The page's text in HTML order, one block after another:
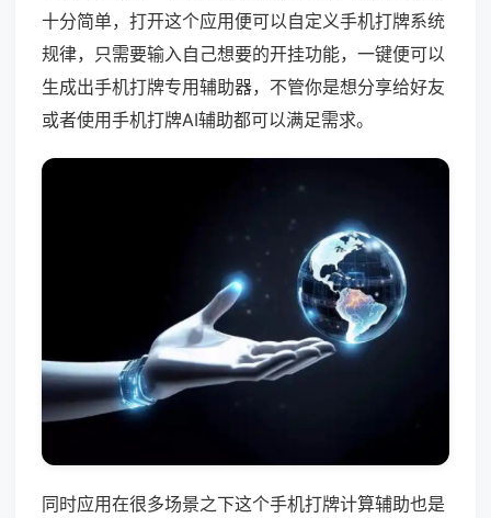
十分简单，打开这个应用便可以自定义手机打牌系统
规律，只需要输入自己想要的开挂功能，一键便可以
生成出手机打牌专用辅助器，不管你是想分享给好友
或者使用手机打牌AI辅助都可以满足需求。
同时应用在很多场景之下这个手机打牌计算辅助也是